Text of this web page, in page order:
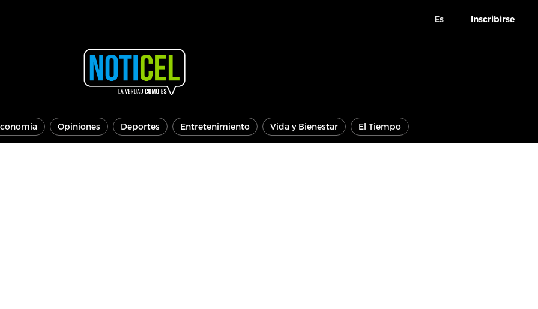
Es Inscribirse
Opiniones Deportes Entretenimiento Vida y Bienestar El Tiempo